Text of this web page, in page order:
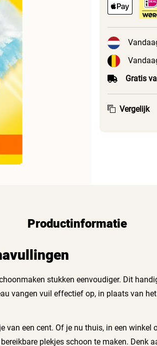
Gratis
Vergelijk
Productinformatie
stukken eenvoudiger. Dit
vangen vuil effectief op, in plaats van
een cent. Of je nu thuis, in een
plekjes schoon te maken. Denk